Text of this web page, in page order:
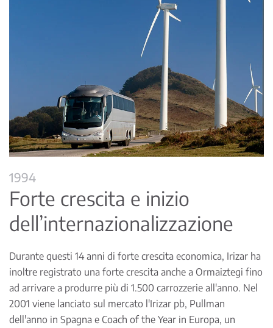
1994
Forte crescita e inizio
dell’internazionalizzazione
Durante questi 14 anni di forte crescita economica, Irizar ha
inoltre registrato una forte crescita anche a Ormaiztegi fino
ad arrivare a produrre più di 1.500 carrozzerie all'anno. Nel
2001 viene lanciato sul mercato l'Irizar pb, Pullman
dell'anno in Spagna e Coach of the Year in Europa, un